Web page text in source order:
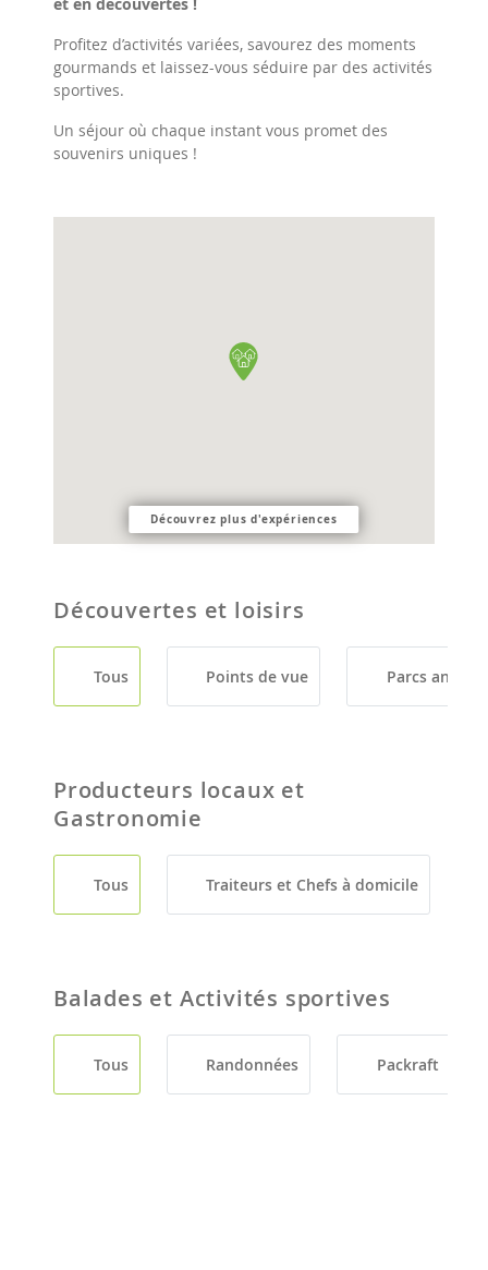
et en découvertes !
Profitez d’activités variées, savourez des moments
gourmands et laissez-vous séduire par des activités
sportives.
Un séjour où chaque instant vous promet des
souvenirs uniques !
Découvrez plus d'expériences
Découvertes et loisirs
Tous Points de vue Parcs
Producteurs locaux et
Gastronomie
Tous Traiteurs et Chefs à domicile
Balades et Activités sportives
Tous Randonnées Packraft